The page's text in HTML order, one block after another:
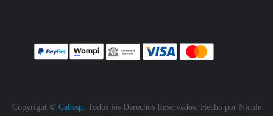
Copyright © Cabesp. Todos los Derechos Reservados. Hecho por Nicole